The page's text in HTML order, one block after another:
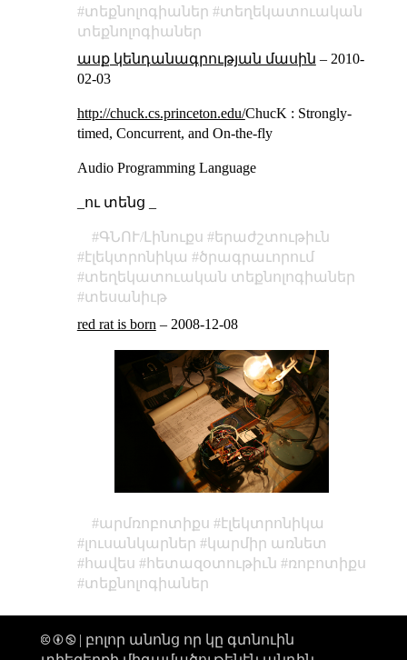
տեքնոլոգիաներ
տեղեկատուական
տեքնոլոգիաներ
ասք կենդանագրության մասին – 2010-
02-03
http://chuck.cs.princeton.edu/ChucK : Strongly-
timed, Concurrent, and On-the-fly
Audio Programming Language
_ու տենց _
ԳՆՈՒ/Լինուքս
երաժշտութիւն
էլեկտրոնիկա
ծրագրաւորում
տեղեկատուական տեքնոլոգիաներ
տեսանիւթ
red rat is born – 2008-12-08
արմռոբոտիքս
էլեկտրոնիկա
լուսանկարներ
կարմիր առնետ
հավես
հետազօտութիւն
ռոբոտիքս
տեքնոլոգիաներ
🅭 🅯 🄏 | բոլոր անոնց որ կը գտնուին